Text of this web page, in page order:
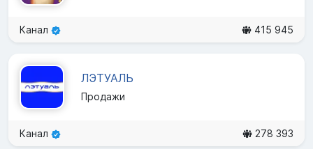
Канал 415 945
ЛЭТУАЛЬ
Продажи
Канал 278 393